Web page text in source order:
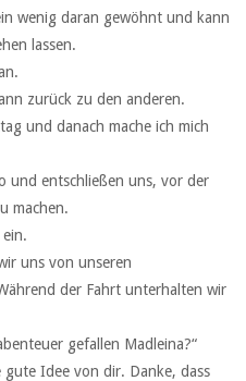
wenig daran gewöhnt und kann
lassen.
zurück zu den anderen.
und danach mache ich mich
und entschließen uns, vor der
machen.
uns von unseren
der Fahrt unterhalten wir
gefallen Madleina?“
gute Idee von dir. Danke, dass